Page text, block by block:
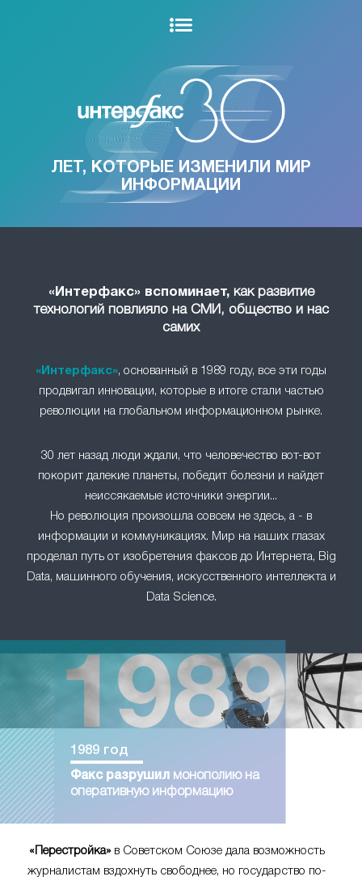
ЛЕТ, КОТОРЫЕ ИЗМЕНИЛИ МИР
ИНФОРМАЦИИ
«Интерфакс» вспоминает,как развитие
технологий повлияло на СМИ, общество и нас
самих
«Интерфакс», основанный в 1989 году, все эти годы
продвигал инновации, которые в итоге стали частью
революции на глобальном информационном рынке.
30 лет назад люди ждали, что человечество вот-вот
покорит далекие планеты, победит болезни и найдет
неиссякаемые источники энергии...
Но революция произошла совсем не здесь, а - в
информации и коммуникациях. Мир на наших глазах
проделал путь от изобретения факсов до Интернета, Big
Data, машинного обучения, искусственного интеллекта и
Data Science.
1989 год
Факс разрушил
монополию на
оперативную информацию
«Перестройка»в Советском Союзе дала возможность
журналистам вздохнуть свободнее, но государство по-